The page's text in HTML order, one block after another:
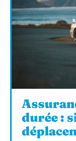
durée :